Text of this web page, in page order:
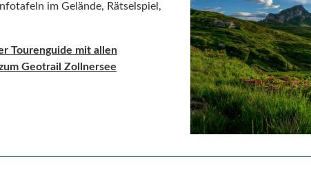
im Gelände, Rätselspiel,
Tourenguide mit allen
Geotrail Zollnersee